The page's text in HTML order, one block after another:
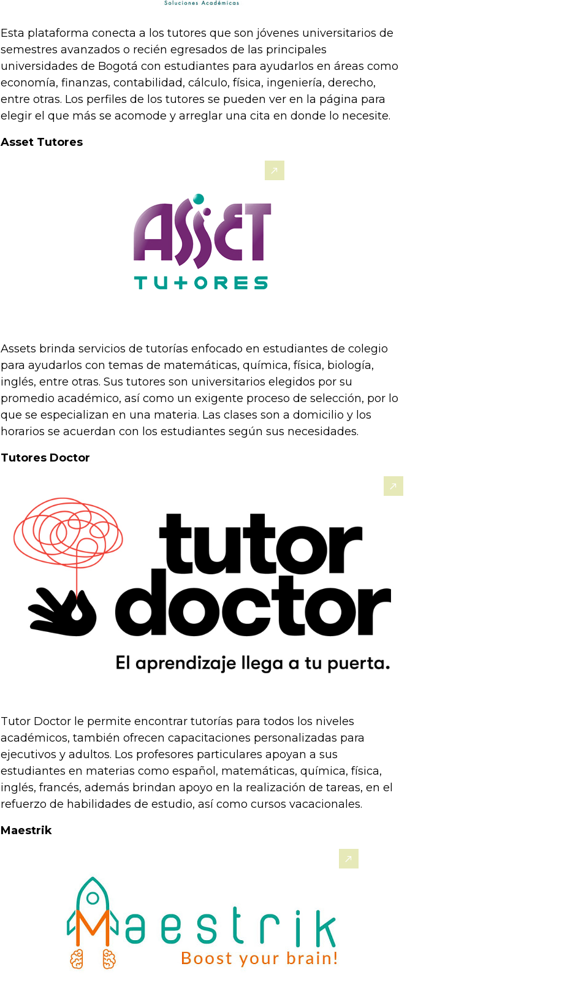
Esta plataforma conecta a los tutores que son jóvenes universitarios de
semestres avanzados o recién egresados de las principales
universidades de Bogotá con estudiantes para ayudarlos en áreas como
economía, finanzas, contabilidad, cálculo, física, ingeniería, derecho,
entre otras. Los perfiles de los tutores se pueden ver en la página para
elegir el que más se acomode y arreglar una cita en donde lo necesite.
Asset Tutores
Assets brinda servicios de tutorías enfocado en estudiantes de colegio
para ayudarlos con temas de matemáticas, química, física, biología,
inglés, entre otras. Sus tutores son universitarios elegidos por su
promedio académico, así como un exigente proceso de selección, por lo
que se especializan en una materia. Las clases son a domicilio y los
horarios se acuerdan con los estudiantes según sus necesidades.
Tutores Doctor
Tutor Doctor le permite encontrar tutorías para todos los niveles
académicos, también ofrecen capacitaciones personalizadas para
ejecutivos y adultos. Los profesores particulares apoyan a sus
estudiantes en materias como español, matemáticas, química, física,
inglés, francés, además brindan apoyo en la realización de tareas, en el
refuerzo de habilidades de estudio, así como cursos vacacionales.
Maestrik